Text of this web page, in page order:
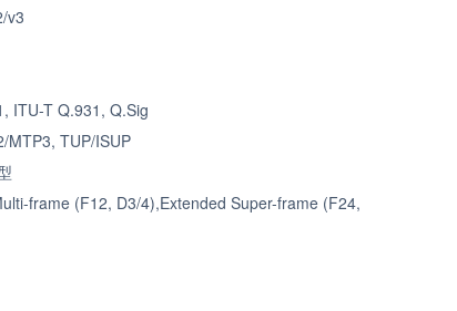
v3
ITU-T Q.931, Q.Sig
MTP3, TUP/ISUP
frame (F12, D3/4),Extended Super-frame (F24,